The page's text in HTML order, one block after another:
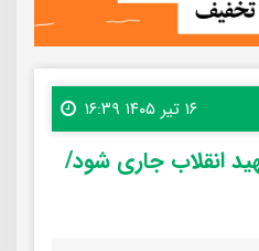
۱۶ تیر ۱۴۰۵ ۱۶:۳۹
انقلاب جاری شود/